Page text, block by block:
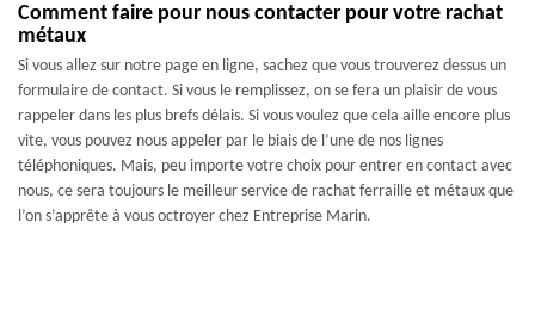
Comment faire pour nous contacter pour votre rachat
métaux
Si vous allez sur notre page en ligne, sachez que vous trouverez dessus un
formulaire de contact. Si vous le remplissez, on se fera un plaisir de vous
rappeler dans les plus brefs délais. Si vous voulez que cela aille encore plus
vite, vous pouvez nous appeler par le biais de l’une de nos lignes
téléphoniques. Mais, peu importe votre choix pour entrer en contact avec
nous, ce sera toujours le meilleur service de rachat ferraille et métaux que
l’on s’apprête à vous octroyer chez Entreprise Marin.